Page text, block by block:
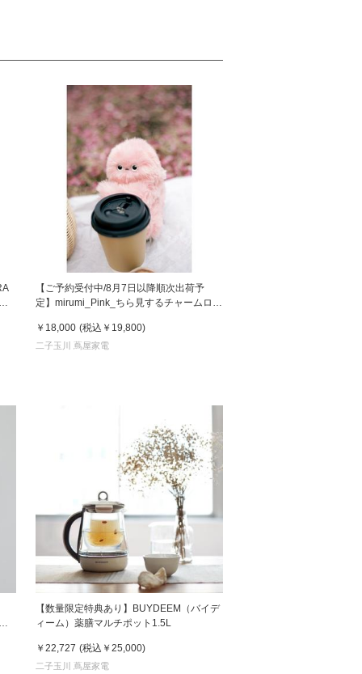
【ご予約受付中/8月7日以降順次出荷予
定】mirumi_Pink_ちら見するチャームロボ
￥18,000 (税込 ￥19,800)
二子玉川 蔦屋家電
【数量限定特典あり】BUYDEEM（バイデ
ィーム）薬膳マルチポット1.5L
￥22,727 (税込 ￥25,000)
二子玉川 蔦屋家電